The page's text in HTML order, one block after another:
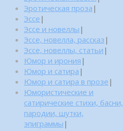
Эротическая проза |
Эссе |
Эссе и новеллы |
Эссе, новелла, рассказ |
Эссе, новеллы, статьи |
Юмор и ирония |
Юмор и сатира |
Юмор и сатира в прозе |
Юмористические и
сатирические стихи, басни,
пародии, шутки,
эпиграммы |